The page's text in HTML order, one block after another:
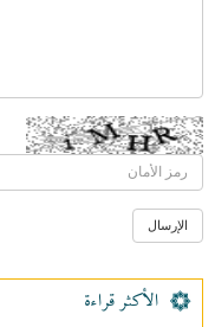
الأکثر قراءة